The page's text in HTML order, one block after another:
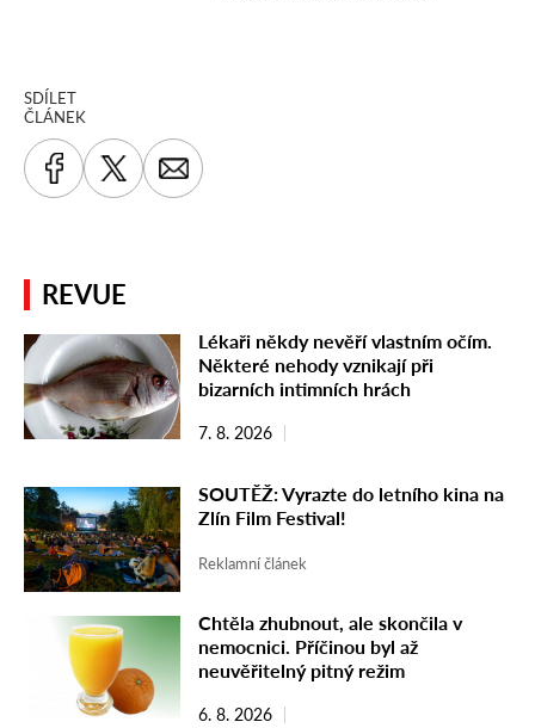
SDÍLET
ČLÁNEK
REVUE
Lékaři někdy nevěří vlastním očím.
Některé nehody vznikají při
bizarních intimních hrách
7. 8. 2026
SOUTĚŽ: Vyrazte do letního kina na
Zlín Film Festival!
Reklamní článek
Chtěla zhubnout, ale skončila v
nemocnici. Příčinou byl až
neuvěřitelný pitný režim
6. 8. 2026